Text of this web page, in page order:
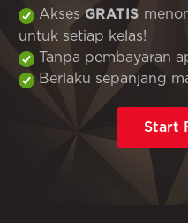
Akses GRATIS
untuk setiap kelas!
Tanpa pembayaran
Berlaku sepanjang
Start